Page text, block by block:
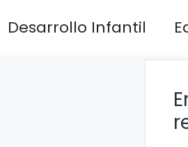
Desarrollo Infantil